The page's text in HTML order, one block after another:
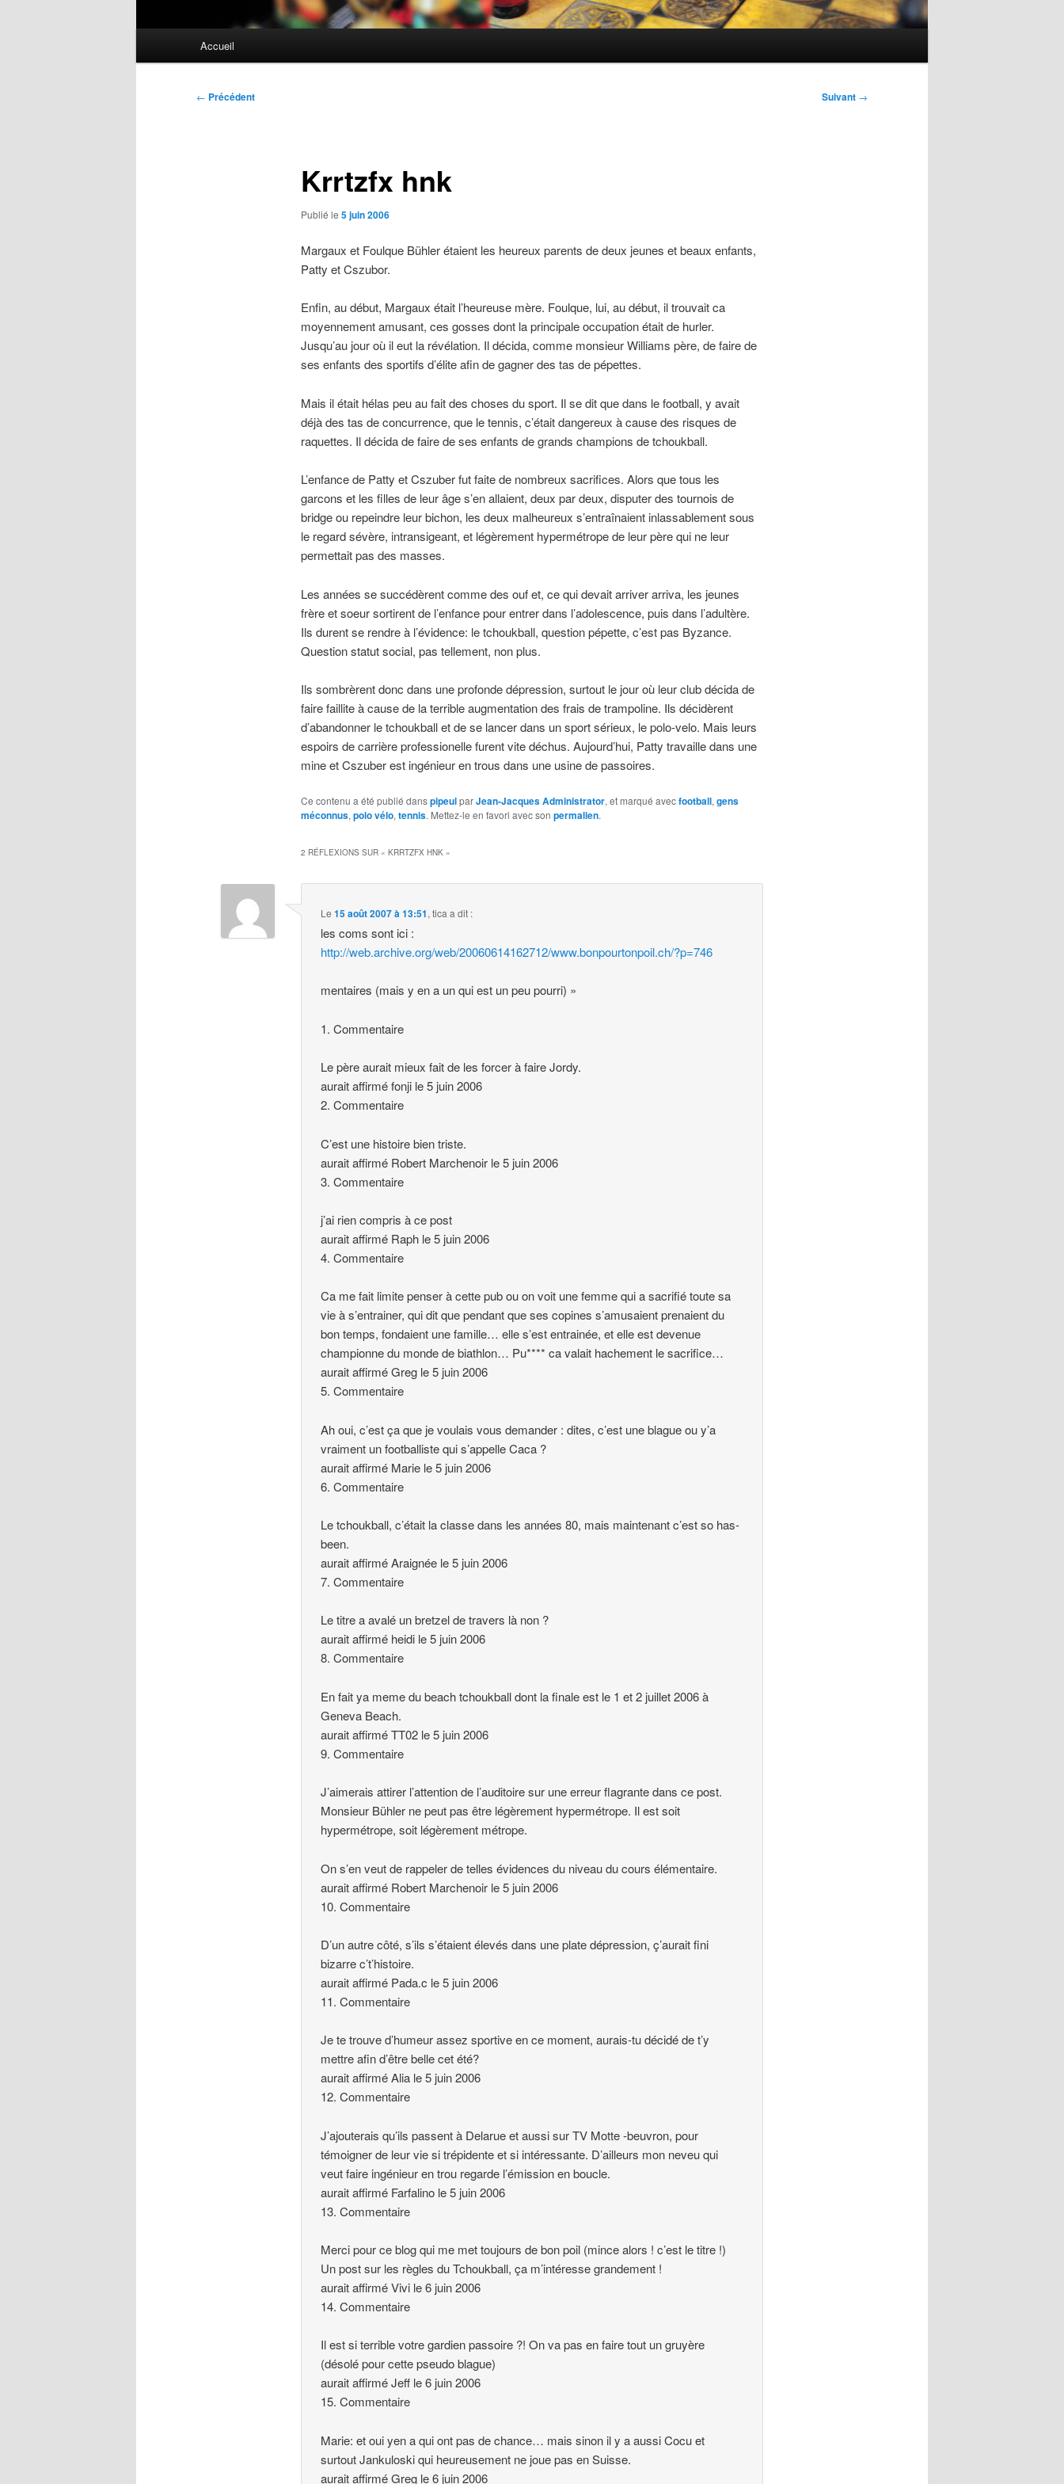
Accueil
Navigation
← Précédent Suivant →
Krrtzfx hnk
Publié le 5 juin 2006
Margaux et Foulque Bühler étaient les heureux parents de deux jeunes et beaux enfants,
Patty et Cszubor.
Enfin, au début, Margaux était l’heureuse mère. Foulque, lui, au début, il trouvait ca
moyennement amusant, ces gosses dont la principale occupation était de hurler.
Jusqu’au jour où il eut la révélation. Il décida, comme monsieur Williams père, de faire de
ses enfants des sportifs d’élite afin de gagner des tas de pépettes.
Mais il était hélas peu au fait des choses du sport. Il se dit que dans le football, y avait
déjà des tas de concurrence, que le tennis, c’était dangereux à cause des risques de
raquettes. Il décida de faire de ses enfants de grands champions de tchoukball.
L’enfance de Patty et Cszuber fut faite de nombreux sacrifices. Alors que tous les
garcons et les filles de leur âge s’en allaient, deux par deux, disputer des tournois de
bridge ou repeindre leur bichon, les deux malheureux s’entraînaient inlassablement sous
le regard sévère, intransigeant, et légèrement hypermétrope de leur père qui ne leur
permettait pas des masses.
Les années se succédèrent comme des ouf et, ce qui devait arriver arriva, les jeunes
frère et soeur sortirent de l’enfance pour entrer dans l’adolescence, puis dans l’adultère.
Ils durent se rendre à l’évidence: le tchoukball, question pépette, c’est pas Byzance.
Question statut social, pas tellement, non plus.
Ils sombrèrent donc dans une profonde dépression, surtout le jour où leur club décida de
faire faillite à cause de la terrible augmentation des frais de trampoline. Ils décidèrent
d’abandonner le tchoukball et de se lancer dans un sport sérieux, le polo-velo. Mais leurs
espoirs de carrière professionelle furent vite déchus. Aujourd’hui, Patty travaille dans une
mine et Cszuber est ingénieur en trous dans une usine de passoires.
Ce contenu a été publié danspipeulparJean-Jacques Administrator, et marqué avecfootball, gens
méconnus, polo vélo, tennis. Mettez-le en favori avec son permalien.
2 RÉFLEXIONS SUR « KRRTZFX HNK»
Le15 août 2007 à 13:51,tica a dit :
les coms sont ici :
http://web.archive.org/web/20060614162712/www.bonpourtonpoil.ch/?p=746
mentaires (mais y en a un qui est un peu pourri) »
1. Commentaire
Le père aurait mieux fait de les forcer à faire Jordy.
aurait affirmé fonji le 5 juin 2006
2. Commentaire
C’est une histoire bien triste.
aurait affirmé Robert Marchenoir le 5 juin 2006
3. Commentaire
j’ai rien compris à ce post
aurait affirmé Raph le 5 juin 2006
4. Commentaire
Ca me fait limite penser à cette pub ou on voit une femme qui a sacrifié toute sa
vie à s’entrainer, qui dit que pendant que ses copines s’amusaient prenaient du
bon temps, fondaient une famille… elle s’est entrainée, et elle est devenue
championne du monde de biathlon… Pu**** ca valait hachement le sacrifice…
aurait affirmé Greg le 5 juin 2006
5. Commentaire
Ah oui, c’est ça que je voulais vous demander : dites, c’est une blague ou y’a
vraiment un footballiste qui s’appelle Caca ?
aurait affirmé Marie le 5 juin 2006
6. Commentaire
Le tchoukball, c’était la classe dans les années 80, mais maintenant c’est so has-
been.
aurait affirmé Araignée le 5 juin 2006
7. Commentaire
Le titre a avalé un bretzel de travers là non ?
aurait affirmé heidi le 5 juin 2006
8. Commentaire
En fait ya meme du beach tchoukball dont la finale est le 1 et 2 juillet 2006 à
Geneva Beach.
aurait affirmé TT02 le 5 juin 2006
9. Commentaire
J’aimerais attirer l’attention de l’auditoire sur une erreur flagrante dans ce post.
Monsieur Bühler ne peut pas être légèrement hypermétrope. Il est soit
hypermétrope, soit légèrement métrope.
On s’en veut de rappeler de telles évidences du niveau du cours élémentaire.
aurait affirmé Robert Marchenoir le 5 juin 2006
10. Commentaire
D’un autre côté, s’ils s’étaient élevés dans une plate dépression, ç’aurait fini
bizarre c’t’histoire.
aurait affirmé Pada.c le 5 juin 2006
11. Commentaire
Je te trouve d’humeur assez sportive en ce moment, aurais-tu décidé de t’y
mettre afin d’être belle cet été?
aurait affirmé Alia le 5 juin 2006
12. Commentaire
J’ajouterais qu’ils passent à Delarue et aussi sur TV Motte -beuvron, pour
témoigner de leur vie si trépidente et si intéressante. D’ailleurs mon neveu qui
veut faire ingénieur en trou regarde l’émission en boucle.
aurait affirmé Farfalino le 5 juin 2006
13. Commentaire
Merci pour ce blog qui me met toujours de bon poil (mince alors ! c’est le titre !)
Un post sur les règles du Tchoukball, ça m’intéresse grandement !
aurait affirmé Vivi le 6 juin 2006
14. Commentaire
Il est si terrible votre gardien passoire ?! On va pas en faire tout un gruyère
(désolé pour cette pseudo blague)
aurait affirmé Jeff le 6 juin 2006
15. Commentaire
Marie: et oui yen a qui ont pas de chance… mais sinon il y a aussi Cocu et
surtout Jankuloski qui heureusement ne joue pas en Suisse.
aurait affirmé Greg le 6 juin 2006